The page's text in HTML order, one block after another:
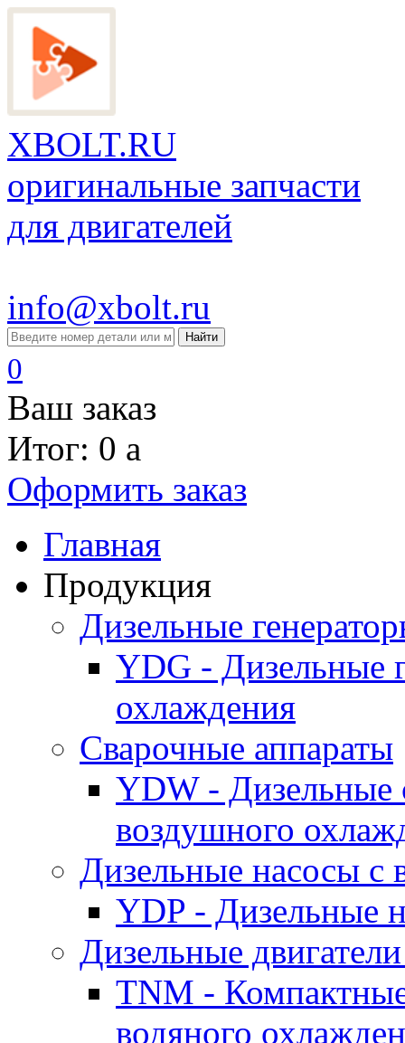
XBOLT.RU
оригинальные запчасти
для двигателей
info@xbolt.ru
Найти
0
Ваш заказ
Итог: 0 a
Оформить заказ
Главная
Продукция
Дизельные
YDG - Дизельные
охлаждения
Cварочные аппараты
YDW - Дизельные
воздушного
Дизельные насосы
YDP - Дизельные
Дизельные
TNM -
водяного